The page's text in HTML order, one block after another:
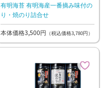
有明海苔 有明海産一番摘み味付の
り・焼のり詰合せ
本体価格3,500円 （税込価格3,780円）